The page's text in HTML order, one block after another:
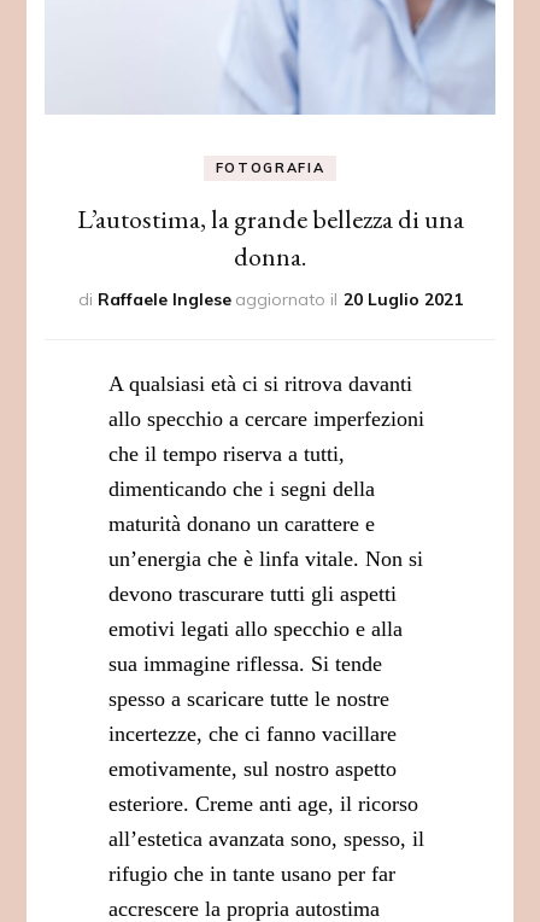
FOTOGRAFIA
L’autostima, la grande bellezza di una
donna.
di Raffaele Inglese aggiornato il 20 Luglio 2021
A qualsiasi età ci si ritrova davanti
allo specchio a cercare imperfezioni
che il tempo riserva a tutti,
dimenticando che i segni della
maturità donano un carattere e
un’energia che è linfa vitale. Non si
devono trascurare tutti gli aspetti
emotivi legati allo specchio e alla
sua immagine riflessa. Si tende
spesso a scaricare tutte le nostre
incertezze, che ci fanno vacillare
emotivamente, sul nostro aspetto
esteriore. Creme anti age, il ricorso
all’estetica avanzata sono, spesso, il
rifugio che in tante usano per far
accrescere la propria autostima